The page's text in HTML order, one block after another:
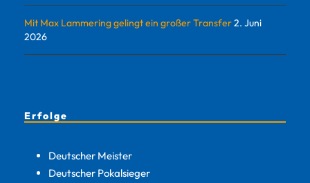
Mit Max Lammering gelingt ein großer Transfer2. Juni
2026
Erfolge
Deutscher Meister
Deutscher Pokalsieger